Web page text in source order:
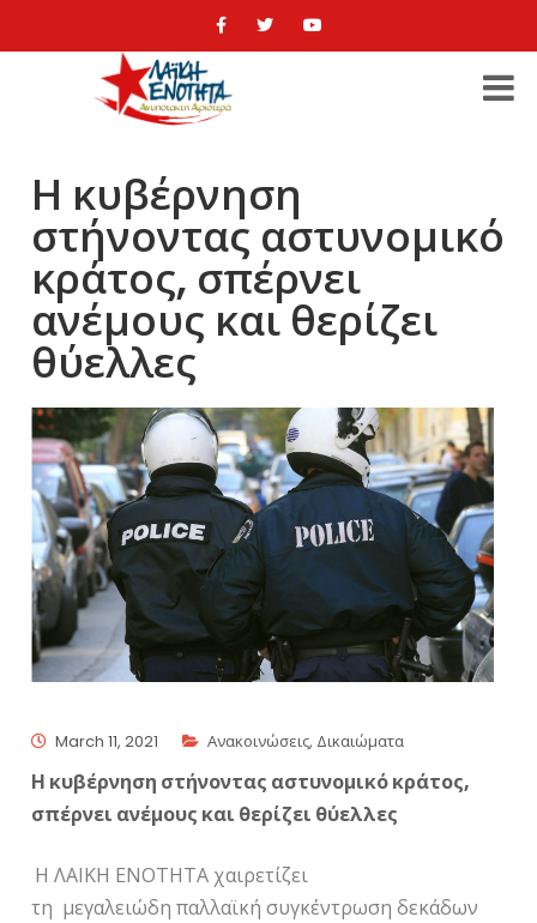
Η κυβέρνηση
στήνοντας αστυνομικό
κράτος, σπέρνει
ανέμους και θερίζει
θύελλες
March 11, 2021 Ανακοινώσεις, Δικαιώματα
Η κυβέρνηση στήνοντας αστυνομικό κράτος,
σπέρνει ανέμους και θερίζει θύελλες
Η ΛΑΙΚΗ ΕΝΟΤΗΤΑ χαιρετίζει
τη μεγαλειώδη παλλαϊκή συγκέντρωση δεκάδων